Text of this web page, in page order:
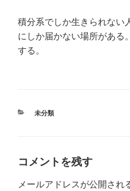
積分系でしか生きられない
にしか届かない場所がある
する。
カ
未分類
コメントを残す
メールアドレスが公開され